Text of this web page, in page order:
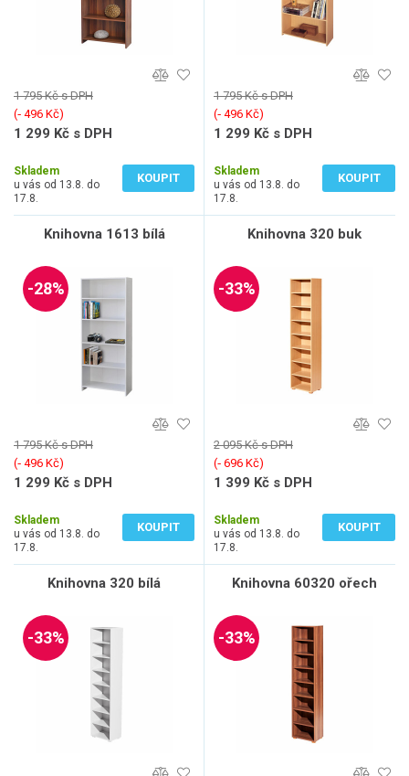
1 795 Kč s DPH
(‐ 496 Kč)
1 299 Kč s DPH
Skladem
u vás od 13.8. do
17.8.
KOUPIT
1 795 Kč s DPH
(‐ 496 Kč)
1 299 Kč s DPH
Skladem
u vás od 13.8. do
17.8.
KOUPIT
Knihovna 1613 bílá
-28%
1 795 Kč s DPH
(‐ 496 Kč)
1 299 Kč s DPH
Skladem
u vás od 13.8. do
17.8.
KOUPIT
Knihovna 320 buk
-33%
2 095 Kč s DPH
(‐ 696 Kč)
1 399 Kč s DPH
Skladem
u vás od 13.8. do
17.8.
KOUPIT
Knihovna 320 bílá
-33%
Knihovna 60320 ořech
-33%